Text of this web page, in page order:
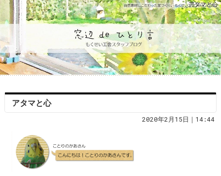
アタマと心
アタマと心
2020年2月15日｜14:44